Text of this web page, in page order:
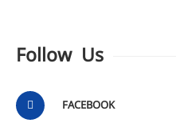
Follow Us
FACEBOOK